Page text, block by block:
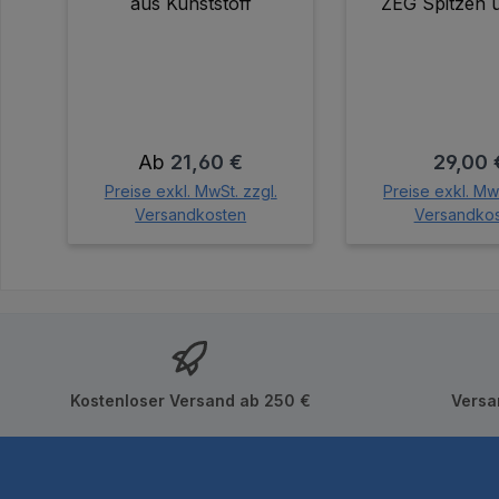
Regulärer Preis:
Ab 21,60 €
Preise exkl. MwSt. zzgl.
Versandkosten
29,00
Preise exkl.
Kostenloser Versand ab 250 €